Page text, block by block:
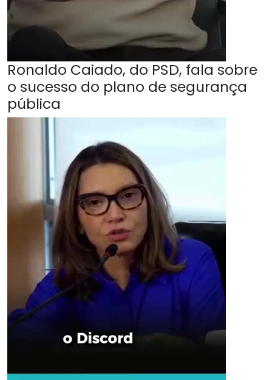
Ronaldo Caiado, do PSD, fala sobre
o sucesso do plano de segurança
pública